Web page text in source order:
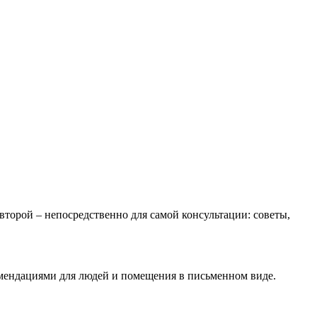
– непосредственно для самой консультации: советы,
для людей и помещения в письменном виде.